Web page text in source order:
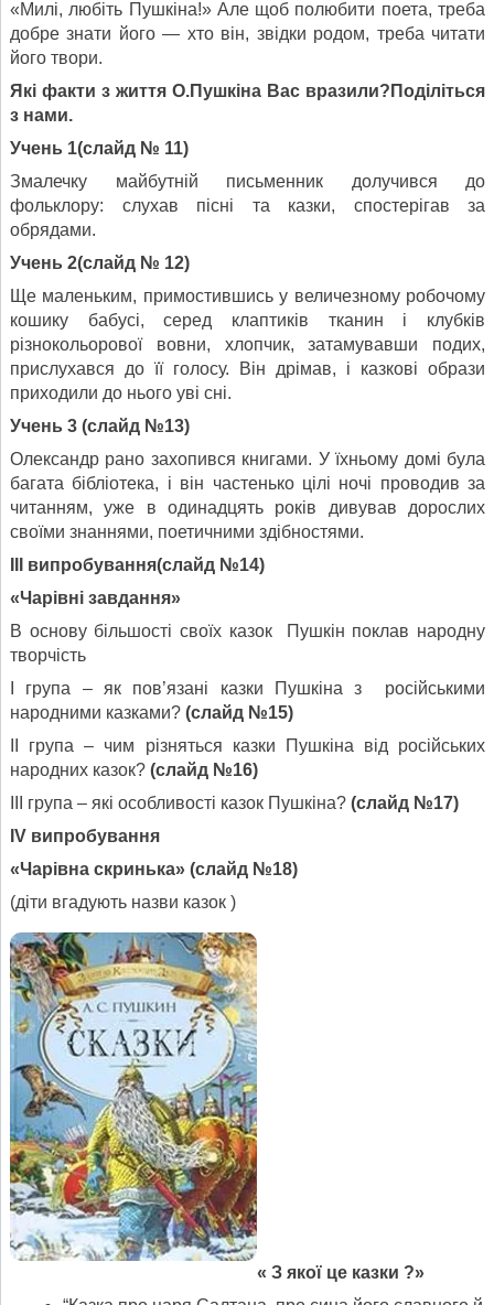
«Милі, любіть Пушкіна!» Але щоб полюбити поета, треба
добре знати його — хто він, звідки родом, треба читати
його твори.
Які факти з життя О.Пушкіна Вас вразили?Поділіться
з нами.
Учень 1(слайд № 11)
Змалечку майбутній письменник долучився до
фольклору: слухав пісні та казки, спостерігав за
обрядами.
Учень 2(слайд № 12)
Ще маленьким, примостившись у величезному робочому
кошику бабусі, серед клаптиків тканин і клубків
різнокольорової вовни, хлопчик, затамувавши подих,
прислухався до її голосу. Він дрімав, і казкові образи
приходили до нього уві сні.
Учень 3 (слайд №13)
Олександр рано захопився книгами. У їхньому домі була
багата бібліотека, і він частенько цілі ночі проводив за
читанням, уже в одинадцять років дивував дорослих
своїми знаннями, поетичними здібностями.
ІІІ випробування(слайд №14)
«Чарівні завдання»
В основу більшості своїх казок Пушкін поклав народну
творчість
І група – як пов’язані казки Пушкіна з російськими
народними казками? (слайд №15)
ІІ група – чим різняться казки Пушкіна від російських
народних казок? (слайд №16)
ІІІ група – які особливості казок Пушкіна? (слайд №17)
V випробування
«Чарівна скринька» (слайд №18)
(діти вгадують назви казок )
« З якої це казки ?»